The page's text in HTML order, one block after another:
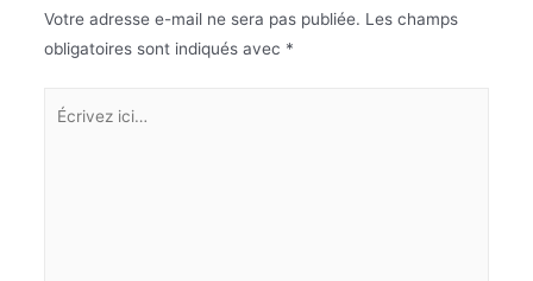
Votre adresse e-mail ne sera pas publiée. Les champs
obligatoires sont indiqués avec *